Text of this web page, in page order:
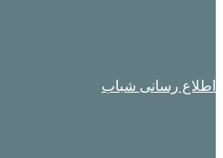
اطلاع رسانی شباب